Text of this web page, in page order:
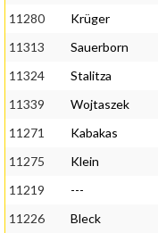
11280
Krüger
11313
Sauerborn
11324
Stalitza
11339
Wojtaszek
11271
Kabakas
11275
Klein
11219
---
11226
Bleck